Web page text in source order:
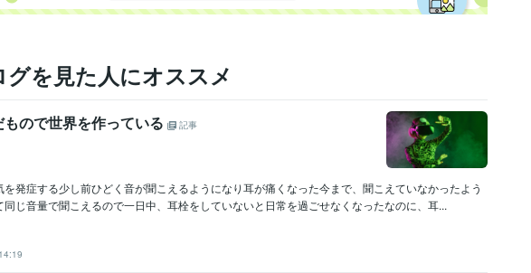
を見た人にオススメ
ので世界を作っている 記事
発症する少し前ひどく音が聞こえるようになり耳が痛くなった今まで、聞こえていなかったよう
じ音量で聞こえるので一日中、耳栓をしていないと日常を過ごせなくなったなのに、耳...